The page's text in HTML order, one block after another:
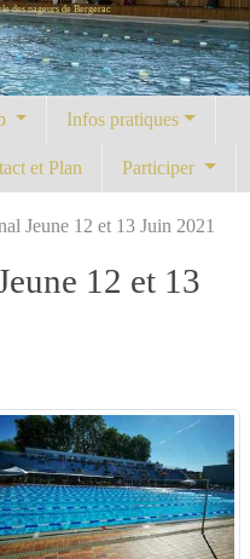
des nageurs de Bergerac
Infos pratiques
et Plan Participer
Jeune 12 et 13 Juin 2021
12 et 13